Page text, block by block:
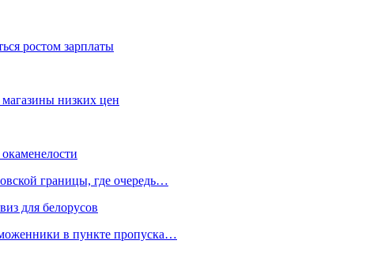
ростом зарплаты
низких цен
границы, где очередь…
для белорусов
в пункте пропуска…